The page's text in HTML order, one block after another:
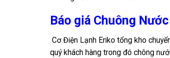
Báo giá Chuông
Cơ Điện Lạnh Eriko tổng kho
quý khách hàng trong đó chông